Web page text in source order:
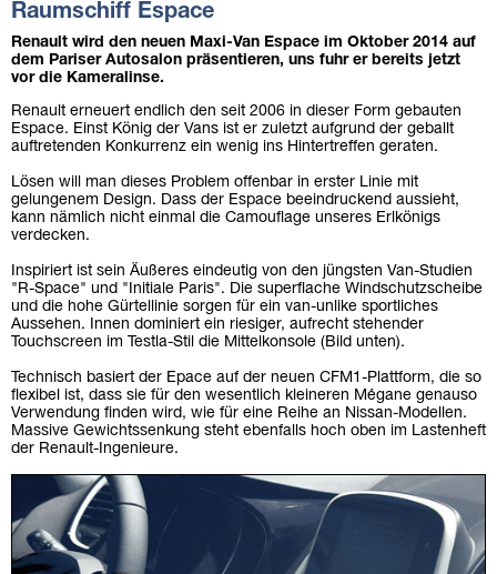
Raumschiff Espace
Renault wird den neuen Maxi-Van Espace im Oktober 2014 auf
dem Pariser Autosalon präsentieren, uns fuhr er bereits jetzt
vor die Kameralinse.
Renault erneuert endlich den seit 2006 in dieser Form gebauten
Espace. Einst König der Vans ist er zuletzt aufgrund der geballt
auftretenden Konkurrenz ein wenig ins Hintertreffen geraten.
Lösen will man dieses Problem offenbar in erster Linie mit
gelungenem Design. Dass der Espace beeindruckend aussieht,
kann nämlich nicht einmal die Camouflage unseres Erlkönigs
verdecken.
Inspiriert ist sein Äußeres eindeutig von den jüngsten Van-Studien
"R-Space" und "Initiale Paris". Die superflache Windschutzscheibe
und die hohe Gürtellinie sorgen für ein van-unlike sportliches
Aussehen. Innen dominiert ein riesiger, aufrecht stehender
Touchscreen im Testla-Stil die Mittelkonsole (Bild unten).
Technisch basiert der Epace auf der neuen CFM1-Plattform, die so
flexibel ist, dass sie für den wesentlich kleineren Mégane genauso
Verwendung finden wird, wie für eine Reihe an Nissan-Modellen.
Massive Gewichtssenkung steht ebenfalls hoch oben im Lastenheft
der Renault-Ingenieure.